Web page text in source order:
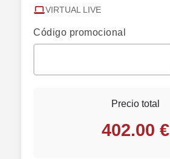
VIRTUAL LIVE
Código promocional
Precio total
402.00 €